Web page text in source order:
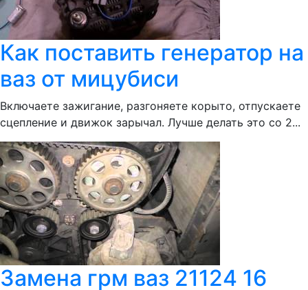
Как поставить генератор на
ваз от мицубиси
Включаете зажигание, разгоняете корыто, отпускаете
сцепление и движок зарычал. Лучше делать это со 2...
Замена грм ваз 21124 16